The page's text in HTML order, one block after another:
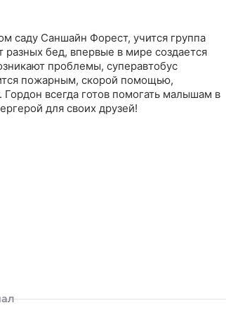
саду Саншайн Форест, учится группа
бед, впервые в мире создается
проблемы, суперавтобус
пожарным, скорой помощью,
всегда готов помогать малышам в
для своих друзей!